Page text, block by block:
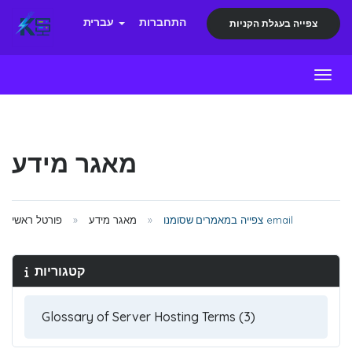
התחברות צפייה בעגלת הקניות
מאגר מידע
פורטל ראשי מאגר מידע צפייה במאמרים שסומנו email
קטגוריות